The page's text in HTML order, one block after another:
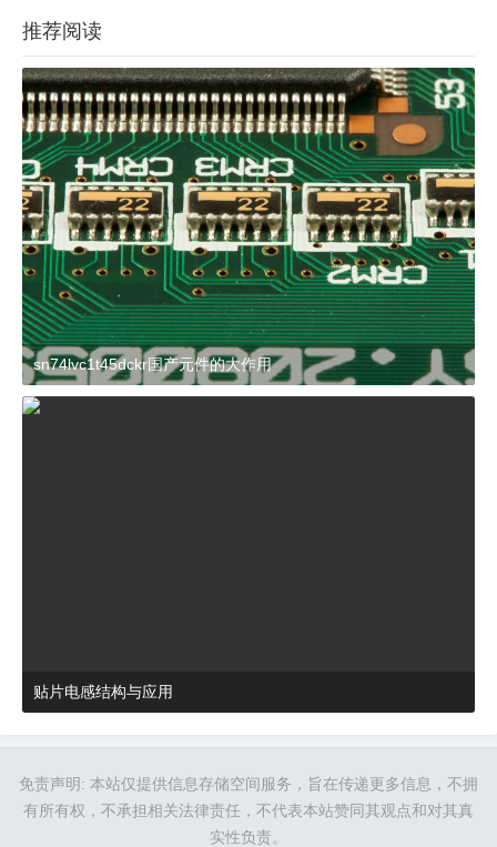
推荐阅读
sn74lvc1t45dckr国产元件的大作用
贴片电感结构与应用
免责声明: 本站仅提供信息存储空间服务，旨在传递更多信息，不拥
有所有权，不承担相关法律责任，不代表本站赞同其观点和对其真
实性负责。